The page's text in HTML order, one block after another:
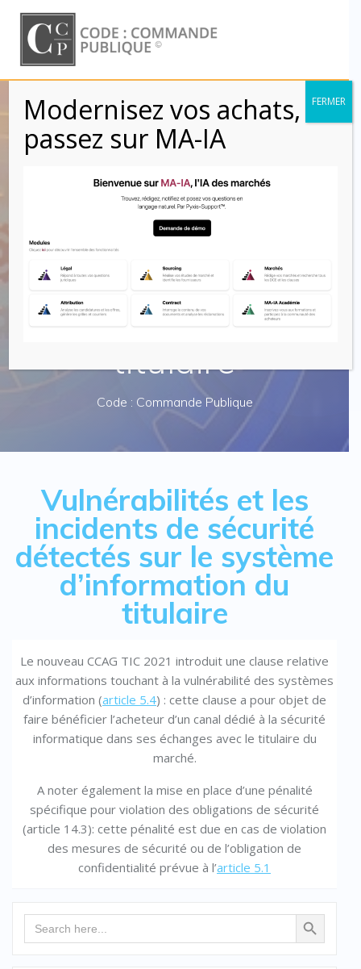
to
content
Sécurité :
Vulnérabilités et
incidents de
sécurité détectés
sur le système
d’information du
titulaire
Code : Commande Publique
Vulnérabilités et les
incidents de sécurité
détectés sur le système
d’information du
titulaire
Le nouveau CCAG TIC 2021 introduit une clause relative
aux informations touchant à la vulnérabilité des systèmes
d’information (article 5.4) : cette clause a pour objet de
faire bénéficier l’acheteur d’un canal dédié à la sécurité
informatique dans ses échanges avec le titulaire du
marché.
A noter également la mise en place d’une pénalité
spécifique pour violation des obligations de sécurité
(article 14.3): cette pénalité est due en cas de violation
des mesures de sécurité ou de l’obligation de
confidentialité prévue à l’article 5.1
Search Search Button
Modernisez vos achats,
passez sur MA-IA
FERMER